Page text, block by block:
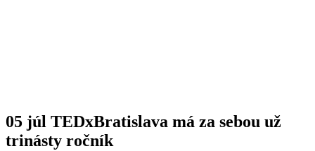
05 júl TEDxBratislava má za sebou už
trinásty ročník